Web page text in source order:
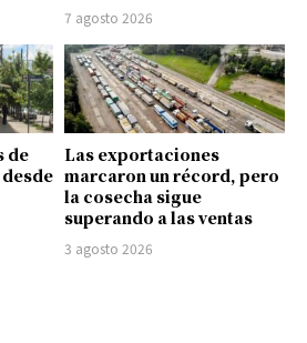
7 agosto 2026
de
Las exportaciones
marcaron un récord, pero
la cosecha sigue
superando a las ventas
3 agosto 2026